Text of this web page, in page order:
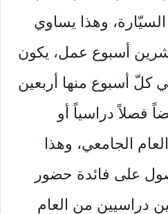
وهذا يساوي
أسبوع عمل، يكون
أسبوع منها أربعين
فصلاً دراسياً أو
الجامعي، وهذا
على فائدة حضور
دراسيين من العام